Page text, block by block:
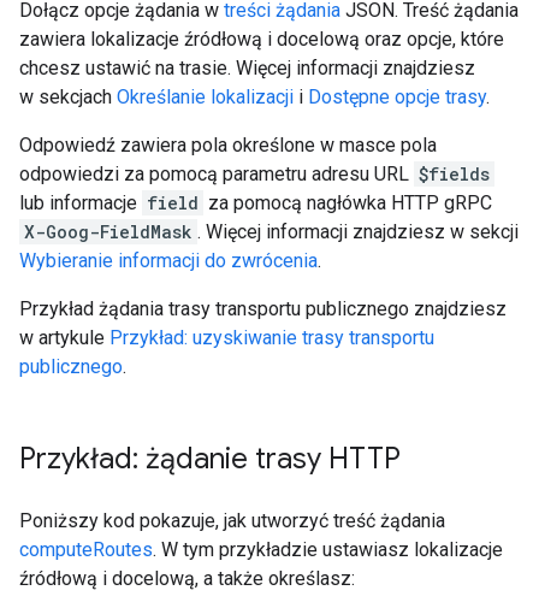
Dołącz opcje żądania w treści żądania JSON. Treść żądania
zawiera lokalizacje źródłową i docelową oraz opcje, które
chcesz ustawić na trasie. Więcej informacji znajdziesz
w sekcjach Określanie lokalizacji i Dostępne opcje trasy.
Odpowiedź zawiera pola określone w masce pola
odpowiedzi za pomocą parametru adresu URL $fields
lub informacje field za pomocą nagłówka HTTP gRPC
X-Goog-FieldMask . Więcej informacji znajdziesz w sekcji
Wybieranie informacji do zwrócenia.
Przykład żądania trasy transportu publicznego znajdziesz
w artykule Przykład: uzyskiwanie trasy transportu
publicznego.
Przykład: żądanie trasy HTTP
Poniższy kod pokazuje, jak utworzyć treść żądania
computeRoutes. W tym przykładzie ustawiasz lokalizacje
źródłową i docelową, a także określasz: